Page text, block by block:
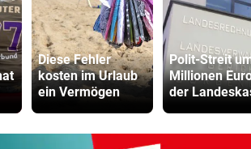
Diese Fehler
kosten im Urlaub
ein Vermögen
Polit-Streit
Millionen
der